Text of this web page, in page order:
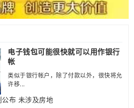
电子钱包可能很快就可以用作银行
帐
类似于银行帐户，除了付款以外，很快将允
许移...
布 未涉及房地